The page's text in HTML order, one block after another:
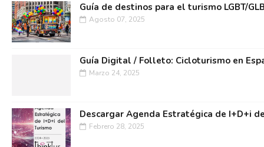
Guía de destinos para el turismo LGBT/
Agosto 07, 2025
Guía Digital / Folleto: Cicloturismo en
Marzo 24, 2025
Descargar Agenda Estratégica de I+D+i
Febrero 28, 2025